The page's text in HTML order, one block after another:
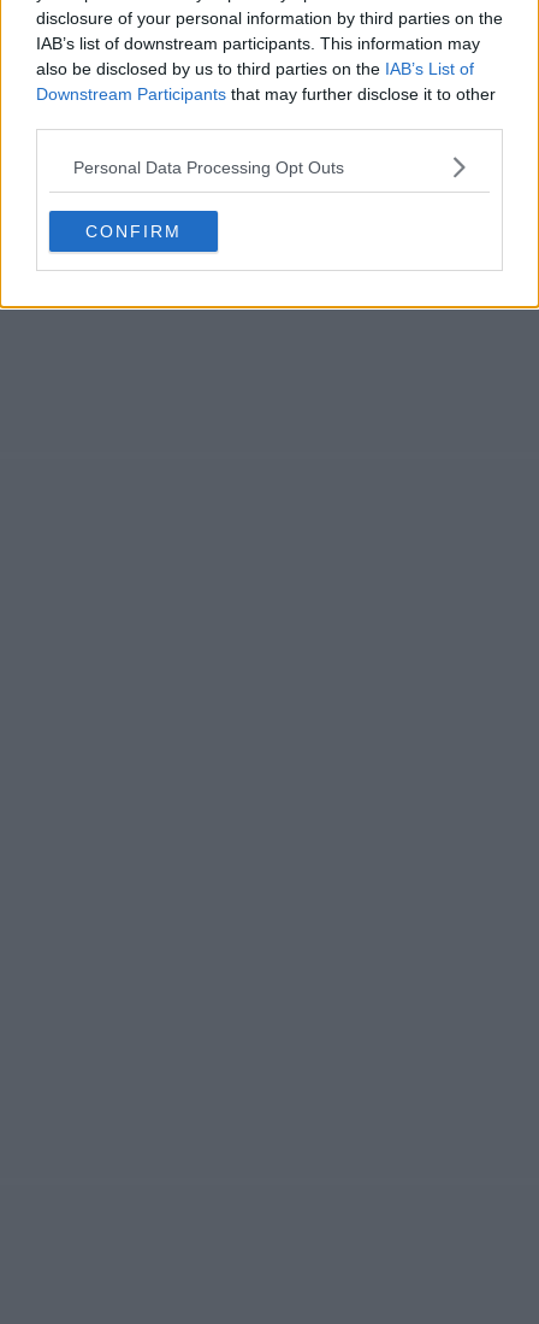
disclosure of your personal information by third parties on the
IAB’s list of downstream participants. This information may
also be disclosed by us to third parties on the IAB’s List of
Downstream Participants that may further disclose it to other
Personal Data Processing Opt Outs
CONFIRM